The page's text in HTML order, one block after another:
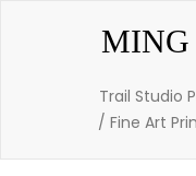
MING
Trail Studio
/ Fine Art